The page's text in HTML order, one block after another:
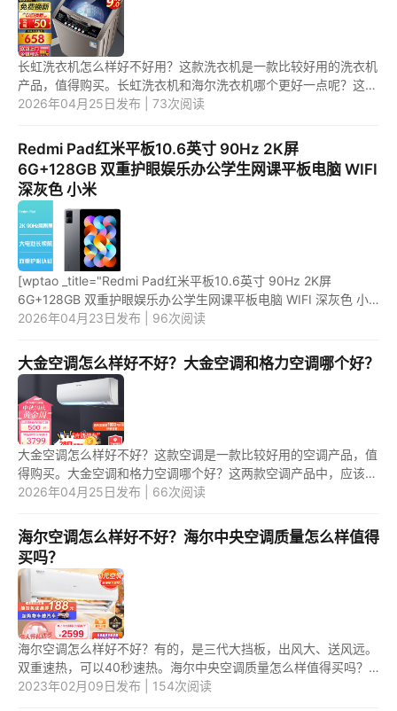
长虹洗衣机怎么样好不好用？这款洗衣机是一款比较好用的洗衣机
产品，值得购买。长虹洗衣机和海尔洗衣机哪个更好一点呢？这两
款洗衣机产品中，应该是第二款洗衣机更好用一些。 1.长虹洗衣机
2026年04月25日发布 | 73次阅读
Redmi Pad红米平板10.6英寸 90Hz 2K屏
6G+128GB 双重护眼娱乐办公学生网课平板电脑 WIFI
深灰色 小米
[wptao _title="Redmi Pad红米平板10.6英寸 90Hz 2K屏
6G+128GB 双重护眼娱乐办公学生网课平板电脑 WIFI 深灰色 小
米" price="1199"
2026年04月23日发布 | 96次阅读
大金空调怎么样好不好？大金空调和格力空调哪个好？
大金空调怎么样好不好？这款空调是一款比较好用的空调产品，值
得购买。大金空调和格力空调哪个好？这两款空调产品中，应该是
第二款空调更好用一些。 1.大金空调怎么样好不好？ 大金空调是
2026年04月25日发布 | 66次阅读
海尔空调怎么样好不好？海尔中央空调质量怎么样值得
买吗？
海尔空调怎么样好不好？有的，是三代大挡板，出风大、送风远。
双重速热，可以40秒速热。海尔中央空调质量怎么样值得买吗？
有的，是PKC3倍速热，30秒即热。认可价格及功能，是值得买
2023年02月09日发布 | 154次阅读